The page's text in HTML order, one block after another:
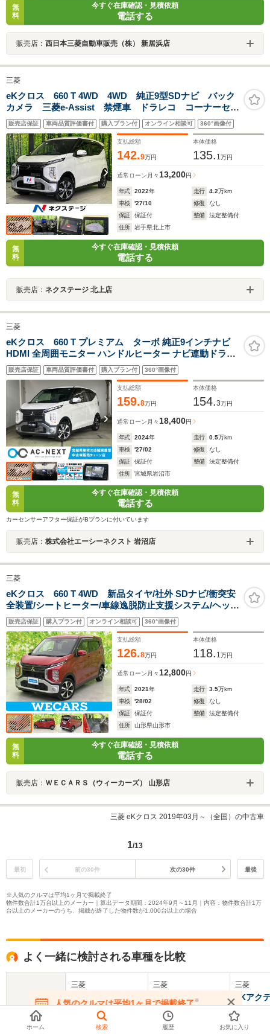
無
料
今すぐ在庫確認・見積依頼
電話する
販売店： 西日本三菱自動車販売（株） 新居浜店
三菱
eKクロス 660 T 4WD 4WD 純正9型SDナビ バック
カメラ 三菱e-Assist 禁煙車 ドラレコ コーナーセン
サー スマートキー LEDヘッド ETC2.0 純正15イン
チアルミ オートライト オートエアコン
販売店保証 車両品質評価書付 購入プラン付 オンライン相談可 360°画像付
支払総額
142.9万円
本体価格
135. 1 万円
通常ローン 月々 13,200円
年式 2022年 走行 4.2万km
車検
'27/10 修復
なし
保証
保証付 整備
法定整備付
住所
岩手県北上市
無
料
今すぐ在庫確認・見積依頼
電話する
販売店： ネクステージ 北上店
三菱
eKクロス 660 T プレミアム ターボ 純正9インチナビ
HDMI 全周囲モニター ハンドルヒーター ナビ連動ドラレ
コ レーダークルーズコントロール シートヒーター オート
ハイビーム パドルシフト 障害物センサー フォグランプ
ETC2.0 横滑り防止
販売店保証 車両品質評価書付 購入プラン付 360°画像付
支払総額
159.8万円
本体価格
154.3万円
通常ローン 月々 18,400円
年式 2024年 走行 0.5万km
車検
'27/02 修復
なし
保証
保証付 整備
法定整備付
住所
宮城県岩沼市
無
料
今すぐ在庫確認・見積依頼
電話する
カーセンサーアフター保証がBプランに付いています
販売店： 株式会社エーシーネクスト 岩沼店
三菱
eKクロス 660 T 4WD 新品タイヤ/社外 SDナビ/衝突安
全装置/シートヒーター/車線逸脱防止支援システム/ヘッド
ランプ LED/ETC/EBD付ABS/横滑り防止装置/アイドリン
グストップ/バックモニター
販売店保証 購入プラン付 オンライン相談可 360°画像付
支払総額
126.8万円
本体価格
118. 1万円
通常ローン 月々12,800円
年式 2021年 走行 3.5万km
車検
'28/02 修復
なし
保証
保証付 整備
法定整備付
住所
山形県山形市
無
料
今すぐ在庫確認・見積依頼
電話する
販売店： ＷＥＣＡＲＳ（ウィーカーズ） 山形店
三菱 eKクロス 2019年03月～（全国）の中古車
1/13
最初 前の30件 次の30件 最後
※人気のクルマは平均1ヶ月で掲載終了
物件数合計1万台以上のメーカー｜算出データ期間：2024年9月～11月｜内容：物件数合計1万
台以上のメーカーのうち、掲載が終了した物件数が1,000台以上の場合
よく一緒に検討される車種を比較
基本情報
三菱
eKクロススペース
三菱
eKクロスEV
三菱
eKアク
人気のクルマは平均1ヶ月で掲載終了※
在庫が無くなる前にお問い合わせください
ホーム 検索 履歴 お気に入り